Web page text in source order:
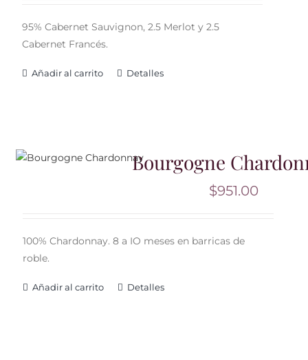
95% Cabernet Sauvignon, 2.5 Merlot y 2.5
Cabernet Francés.
Añadir al carrito Detalles
Bourgogne
$951.00
100% Chardonnay. 8 a IO meses en barricas de
roble.
Añadir al carrito Detalles